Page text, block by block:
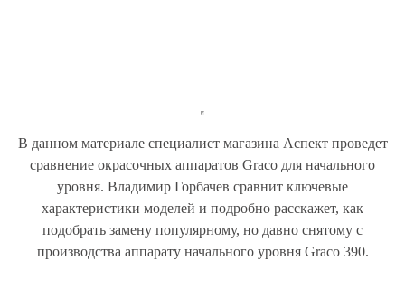
В данном материале специалист магазина Аспект проведет
сравнение окрасочных аппаратов Graco для начального
уровня. Владимир Горбачев сравнит ключевые
характеристики моделей и подробно расскажет, как
подобрать замену популярному, но давно снятому с
производства аппарату начального уровня Graco390.